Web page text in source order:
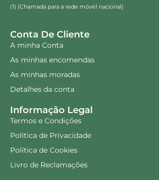
(1) (Chamada para a rede móvel nacional)
Conta De Cliente
A minha Conta
As minhas encomendas
As minhas moradas
Detalhes da conta
Informação Legal
Termos e Condições
Política de Privacidade
Política de Cookies
Livro de Reclamações